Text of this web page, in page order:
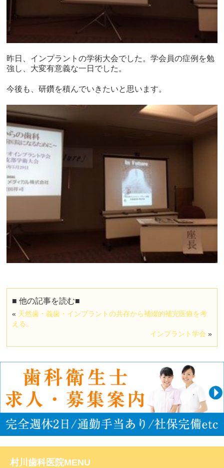
昨日、インプラントの学術大会でした。学会員の症例を勉
強し、大変有意義な一日でした。
今後も、研鑽を積んでいきたいと思います。
■ 他の記事を読む■
« 天然歯・義歯・インプラントの共存から補綴的補完医療を考
える。
インプラント学会 »
村川歯科医院MENU